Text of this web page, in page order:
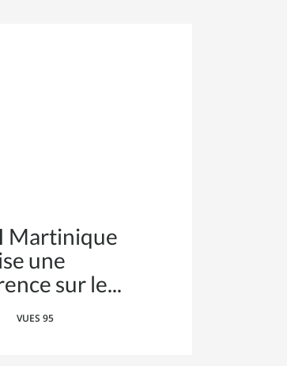
Martinique
une
sur le
VUES 95